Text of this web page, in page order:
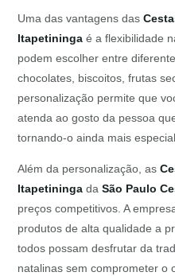
Uma das vantagens das
Itapetininga é a flexibilidade
podem escolher entre
chocolates, biscoitos, frutas
personalização permite que
atenda ao gosto da pessoa
tornando-o ainda mais especial.
Além da personalização, as
Itapetininga daSão Paulo
preços competitivos. A
produtos de alta qualidade a
todos possam desfrutar da
natalinas sem comprometer o